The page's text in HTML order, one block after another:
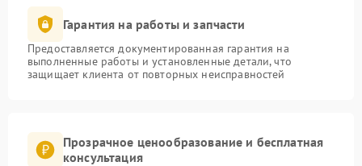
Гарантия на работы и запчасти
Предоставляется документированная гарантия на
выполненные работы и установленные детали, что
защищает клиента от повторных неисправностей
Прозрачное ценообразование и бесплатная
консультация